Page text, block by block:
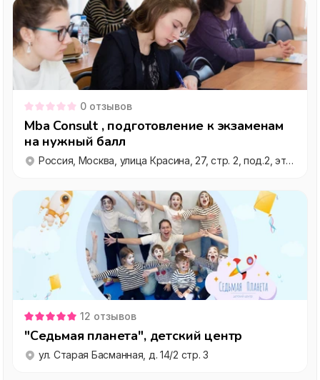
0 отзывов
Mba Consult , подготовление к экзаменам
на нужный балл
Россия, Москва, улица Красина, 27, стр. 2, под.2, эт. 4
12 отзывов
"Седьмая планета", детский центр
ул. Старая Басманная, д. 14/2 стр. 3